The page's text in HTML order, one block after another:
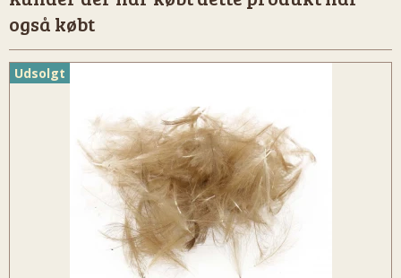
også købt
Udsolgt